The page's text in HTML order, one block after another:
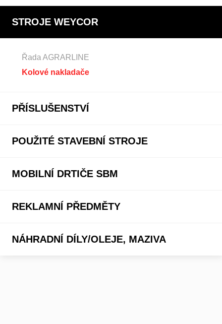
STROJE WEYCOR
Řada AGRARLINE
Kolové nakladače
PŘÍSLUŠENSTVÍ
POUŽITÉ STAVEBNÍ STROJE
MOBILNÍ DRTIČE SBM
REKLAMNÍ PŘEDMĚTY
NÁHRADNÍ DÍLY/OLEJE, MAZIVA